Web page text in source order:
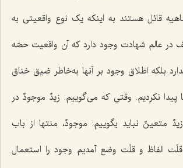
قائل هستند به اینکه یک نوع واقعیتی به
در عالم شهادت وجود دارد که آن واقعیت حصّه‌
بلکه اطلاق وجود بر آنها به‌خاطر ضیق خناق
پیدا نکردیم. وقتی که می‌گوییم: زیدٌ موجودٌدر
زیدٌ متعینٌ نباید بگوییم: موجودٌ، منتها از باب
الفاظ و قلّت وضع آمدیم وجود را استعمال